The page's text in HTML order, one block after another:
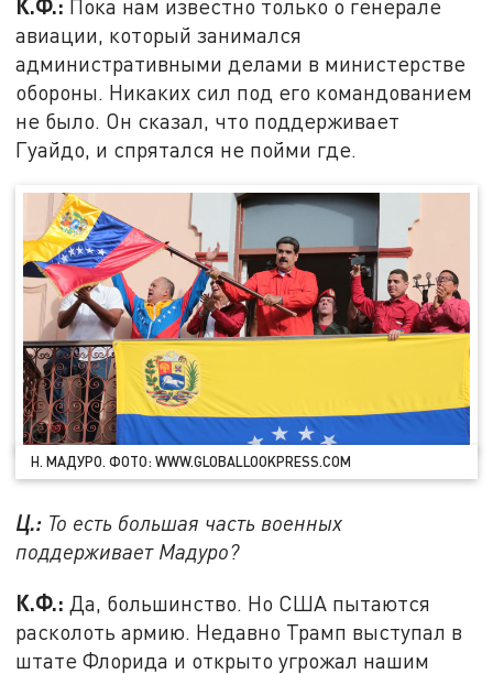
Пока нам известно только о генерале
авиации, который занимался
административными делами в министерстве
обороны. Никаких сил под его командованием
не было. Он сказал, что поддерживает
Гуайдо, и спрятался не пойми где.
Н. МАДУРО. ФОТО: WWW.GLOBALLOOKPRESS.COM
Ц.: То есть большая часть военных
поддерживает Мадуро?
К.Ф.: Да, большинство. Но США пытаются
расколоть армию. Недавно Трамп выступал в
штате Флорида и открыто угрожал нашим